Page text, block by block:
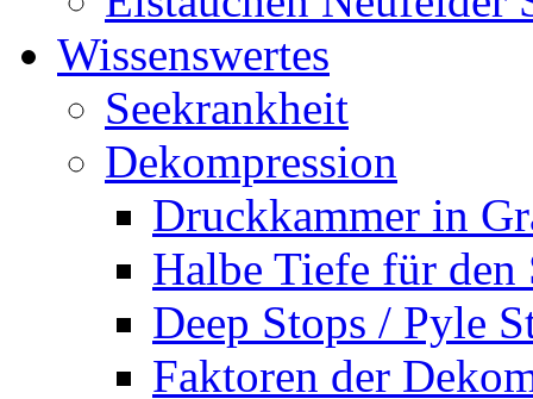
Wissenswertes
Seekrankheit
Dekompression
Druckkammer in
Halbe Tiefe für den
Deep Stops / Pyle
Faktoren der